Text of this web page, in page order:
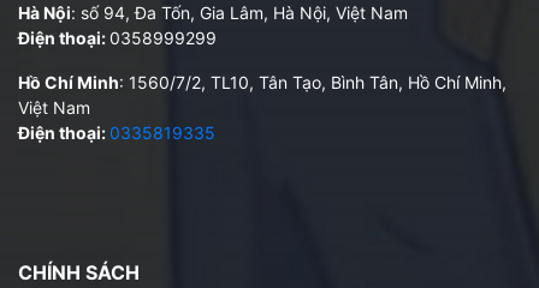
Hà Nội: số 94, Đa Tốn, Gia Lâm, Hà Nội, Việt Nam
Điện thoại:0358999299
Hồ Chí Minh: 1560/7/2, TL10, Tân Tạo, Bình Tân, Hồ Chí Minh,
Việt Nam
Điện thoại:0335819335
CHÍNH SÁCH